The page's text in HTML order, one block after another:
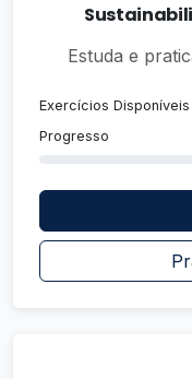
Estuda e
Exercícios Disponíveis
Progresso